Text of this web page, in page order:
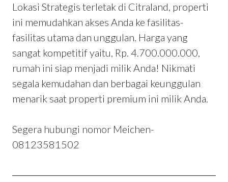
Lokasi Strategis terletak di Citraland, properti
ini memudahkan akses Anda ke fasilitas-
fasilitas utama dan unggulan. Harga yang
sangat kompetitif yaitu, Rp. 4.700.000.000,
rumah ini siap menjadi milik Anda! Nikmati
segala kemudahan dan berbagai keunggulan
menarik saat properti premium ini milik Anda.
Segera hubungi nomor Meichen-
08123581502